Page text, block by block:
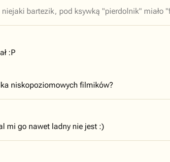
bartezik, pod ksywką "pierdolnik" miało
:P
niskopoziomowych filmików?
mi go nawet ladny nie jest :)